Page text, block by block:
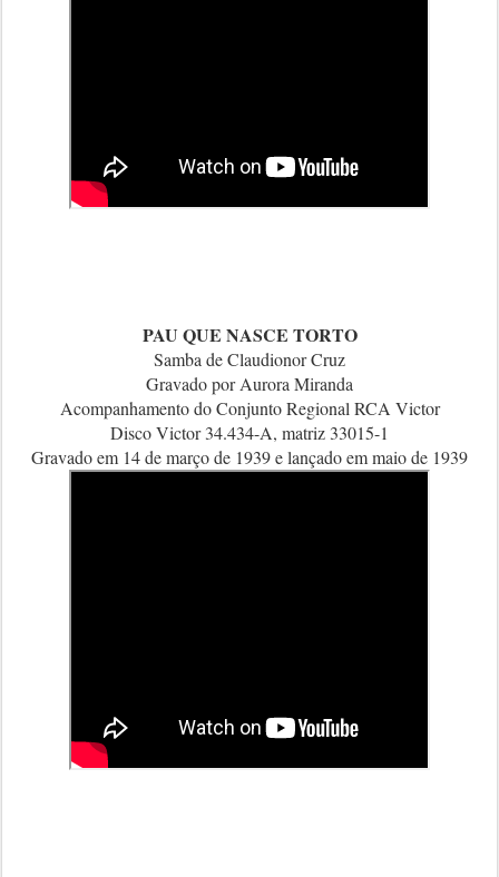
PAU QUE NASCE TORTO
Samba de Claudionor Cruz
Gravado por Aurora Miranda
Acompanhamento do Conjunto Regional RCA Victor
Disco Victor 34.434-A, matriz 33015-1
Gravado em 14 de março de 1939 e lançado em maio de 1939